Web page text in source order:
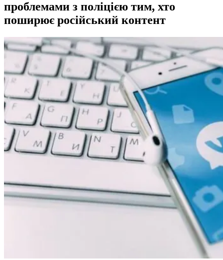
проблемами з поліцією тим, хто
поширює російський контент